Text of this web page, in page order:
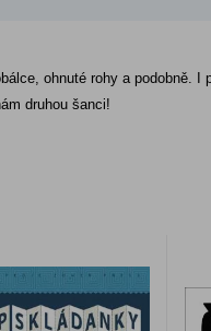
ohnuté rohy a podobně. I
druhou šanci!